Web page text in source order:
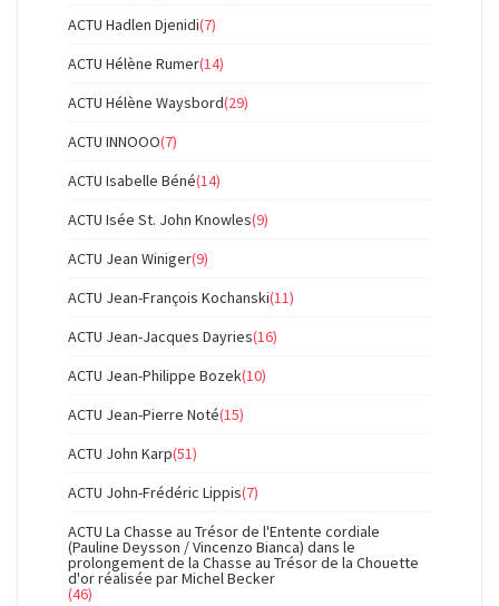
ACTU Hadlen Djenidi(7)
ACTU Hélène Rumer(14)
ACTU Hélène Waysbord(29)
ACTU INNOOO(7)
ACTU Isabelle Béné(14)
ACTU Isée St. John Knowles(9)
ACTU Jean Winiger(9)
ACTU Jean-François Kochanski(11)
ACTU Jean-Jacques Dayries(16)
ACTU Jean-Philippe Bozek(10)
ACTU Jean-Pierre Noté(15)
ACTU John Karp(51)
ACTU John-Frédéric Lippis(7)
ACTU La Chasse au Trésor de l'Entente cordiale
(Pauline Deysson / Vincenzo Bianca) dans le
prolongement de la Chasse au Trésor de la Chouette
d'or réalisée par Michel Becker
(46)